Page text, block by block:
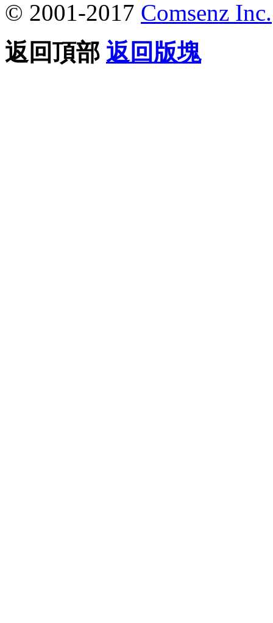
© 2001-2017 Comsenz Inc.
返回頂部 返回版塊